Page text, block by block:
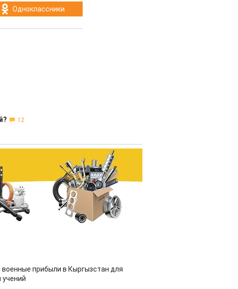
Одноклассники
12
военные прибыли в Кыргызстан для
учений